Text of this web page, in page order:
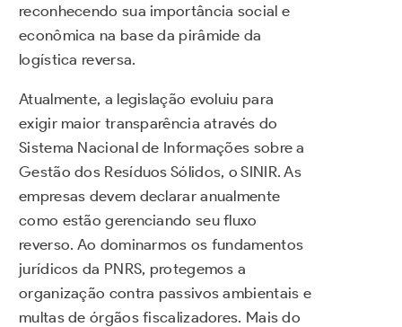
reconhecendo sua importância social e
econômica na base da pirâmide da
logística reversa.
Atualmente, a legislação evoluiu para
exigir maior transparência através do
Sistema Nacional de Informações sobre a
Gestão dos Resíduos Sólidos, o SINIR. As
empresas devem declarar anualmente
como estão gerenciando seu fluxo
reverso. Ao dominarmos os fundamentos
jurídicos da PNRS, protegemos a
organização contra passivos ambientais e
multas de órgãos fiscalizadores. Mais do